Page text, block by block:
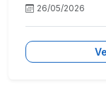
26/05/2026